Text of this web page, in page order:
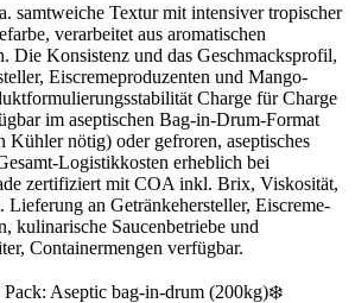
samtweiche Textur mit intensiver tropischer
verarbeitet aus aromatischen
Die Konsistenz und das Geschmacksprofil,
Eiscremeproduzenten und Mango-
Charge für Charge
im aseptischen Bag-in-Drum-Format
Kühler nötig) oder gefroren, aseptisches
Logistikkosten erheblich bei
zertifiziert mit COA inkl. Brix, Viskosität,
an Getränkehersteller, Eiscreme-
kulinarische Saucenbetriebe und
Containermengen verfügbar.
Aseptic bag-in-drum (200kg)❄️